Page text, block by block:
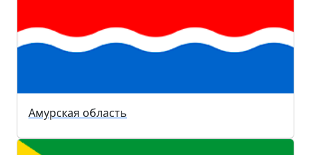
Амурская область